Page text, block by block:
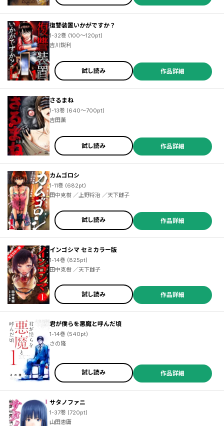
復讐装置いかがですか？
1-32巻 (100～120pt)
吉川鋭利
試し読み 作品詳細
さるまね
1-13巻 (640～700pt)
吉田薫
試し読み 作品詳細
カムゴロシ
1-11巻 (682pt)
田中克樹 ／上野将治 ／天下雌子
試し読み 作品詳細
インゴシマ セミカラー版
1-14巻 (825pt)
田中克樹 ／天下雌子
試し読み 作品詳細
君が僕らを悪魔と呼んだ頃
1-14巻 (540pt)
さの隆
試し読み 作品詳細
サタノファニ
1-37巻 (720pt)
山田恵庸